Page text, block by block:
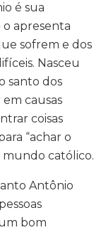
é sua
o apresenta
sofrem e dos
Nasceu
santo dos
causas
coisas
“achar o
mundo católico.
Antônio
bom